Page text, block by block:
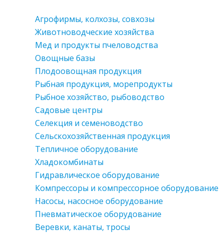
Агрофирмы, колхозы, совхозы
Животноводческие хозяйства
Мед и продукты пчеловодства
Овощные базы
Плодоовощная продукция
Рыбная продукция, морепродукты
Рыбное хозяйство, рыбоводство
Садовые центры
Селекция и семеноводство
Сельскохозяйственная продукция
Тепличное оборудование
Хладокомбинаты
Гидравлическое оборудование
Компрессоры и компрессорное оборудование
Насосы, насосное оборудование
Пневматическое оборудование
Веревки, канаты, тросы